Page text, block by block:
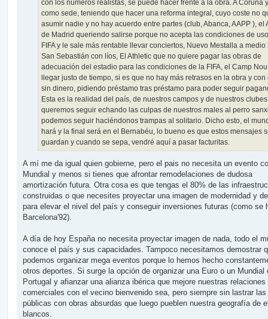
con los números realistas, se puede hacer frente a la obra. A Coruña
como sede, teniendo que hacer una reforma integral, cuyo coste no
asumir nadie y no hay acuerdo entre partes (club, Abanca, AAPP ), el
de Madrid queriendo salirse porque no acepta las condiciones de
FIFA y le sale más rentable llevar conciertos, Nuevo Mestalla a medio
San Sebastián con líos, El Athletic que no quiere pagar las obras de
adecuación del estadio para las condiciones de la FIFA, el Camp
llegar justo de tiempo, si es que no hay más retrasos en la obra y con
sin dinero, pidiendo préstamo tras préstamo para poder seguir
Esta es la realidad del país, de nuestros campos y de nuestros
queremos seguir echando las culpas de nuestros males al perro
podemos seguir haciéndonos trampas al solitario. Dicho esto, el
hará y la final será en el Bernabéu, lo bueno es que estos mensajes
guardan y cuando se sepa, vendré aquí a pasar facturitas.
A mí me da igual quien gobierne, pero el pais no necesita un evento
Mundial y menos si tienes que afrontar remodelaciones de dudosa
amortización futura. Otra cosa es que tengas el 80% de las
construidas o que necesites proyectar una imagen de modernidad y
para elevar el nivel del país y conseguir inversiones futuras (como se
Barcelona'92).
A día de hoy España no necesita proyectar imagen de nada, todo el
conoce el país y sus capacidades. Tampoco necesitamos demostrar
podemos organizar mega eventos porque lo hemos hecho
otros deportes. Si surge la opción de organizar una Euro o un Mundial
Portugal y afianzar una alianza ibérica que mejore nuestras relaciones
comerciales con el vecino bienvenido sea, pero siempre sin lastrar
públicas con obras absurdas que luego pueblen nuestra geografía de
blancos.